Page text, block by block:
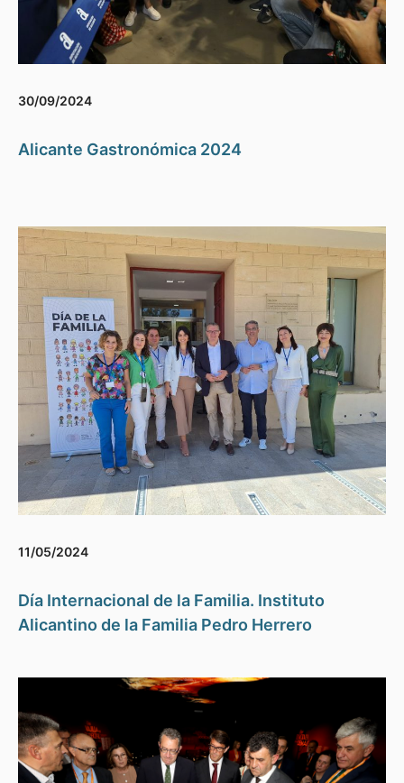
30/09/2024
Alicante Gastronómica 2024
11/05/2024
Día Internacional de la Familia. Instituto
Alicantino de la Familia Pedro Herrero